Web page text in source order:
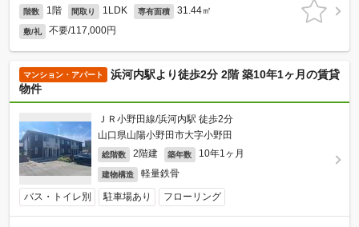
階数 1階 間取り 1LDK 専有面積 31.44㎡
敷/礼 不要/117,000円
マンション・アパート
浜河内駅より徒歩2分 2階 築10年1ヶ月の賃貸
物件
ＪＲ小野田線/浜河内駅 徒歩2分
山口県山陽小野田市大字小野田
総階数 2階建 築年数 10年1ヶ月
建物構造 軽量鉄骨
バス・トイレ別 駐車場あり フローリング